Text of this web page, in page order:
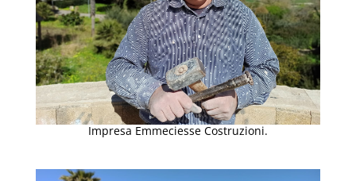
Impresa Emmeciesse Costruzioni.